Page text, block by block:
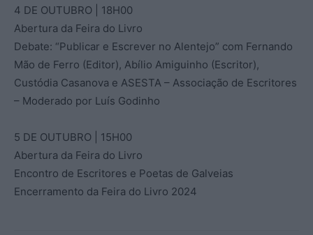
4 DE OUTUBRO | 18H00
Abertura da Feira do Livro
Debate: “Publicar e Escrever no Alentejo” com Fernando
Mão de Ferro (Editor), Abílio Amiguinho (Escritor),
Custódia Casanova e ASESTA – Associação de Escritores
– Moderado por Luís Godinho
5 DE OUTUBRO | 15H00
Abertura da Feira do Livro
Encontro de Escritores e Poetas de Galveias
Encerramento da Feira do Livro 2024